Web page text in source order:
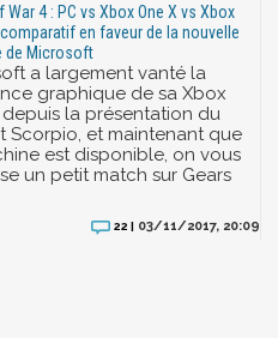
War 4 : PC vs Xbox One X vs Xbox
en faveur de la nouvelle
de Microsoft
a largement vanté la
graphique de sa Xbox
depuis la présentation du
Scorpio, et maintenant que
est disponible, on vous
un petit match sur Gears
22 | 03/11/2017, 20:09